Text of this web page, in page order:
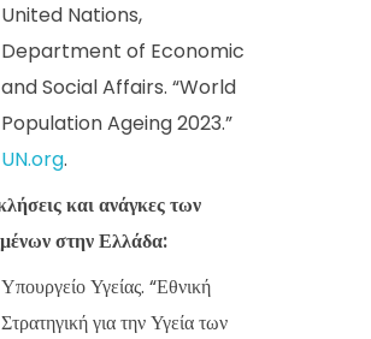
United Nations,
Department of Economic
and Social Affairs. “World
Population Ageing 2023.”
UN.org.
και ανάγκες των
στην Ελλάδα:
Υπουργείο Υγείας. “Εθνική
Στρατηγική για την Υγεία των